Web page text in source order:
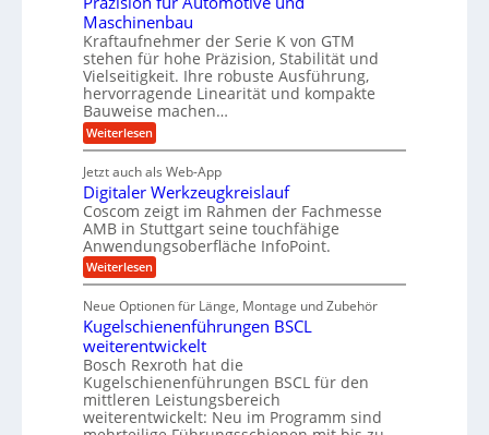
d
e
t
r
i
e
b
e
f
ü
r
r
a
e
U
m
g
e
b
d
A
u
f
t
r
a
s
e
i
n
g
a
n
g
s
e
,
w
e
n
i
g
e
r
S
t
e
l
e
n
s
t
a
n
g
e
n
g
e
t
r
i
e
b
e
f
ü
r
r
ä
z
i
s
e
H
u
b
Maschinenbau
Kraftaufnehmer der Serie K von GTM
stehen für hohe Präzision, Stabilität und
Vielseitigkeit. Ihre robuste Ausführung,
hervorragende Linearität und kompakte
Bauweise machen…
Weiterlesen:
P
ä
z
i
s
i
o
n
f
r
A
u
t
o
m
o
t
Jetzt auch als Web-App
Digitaler Werkzeugkreislauf
Coscom zeigt im Rahmen der Fachmesse
AMB in Stuttgart seine touchfähige
Anwendungsoberfläche InfoPoint.
Weiterlesen:
D
g
i
t
a
l
e
r
W
Neue Optionen für Länge, Montage und Zubehör
Kugelschienenführungen BSCL
weiterentwickelt
Bosch Rexroth hat die
Kugelschienenführungen BSCL für den
mittleren Leistungsbereich
weiterentwickelt: Neu im Programm sind